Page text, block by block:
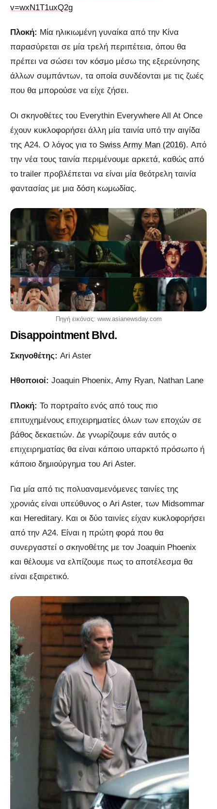
v=wxN1T1uxQ2g
Πλοκή: Μία ηλικιωμένη γυναίκα από την Κίνα
παρασύρεται σε μία τρελή περιπέτεια, όπου θα
πρέπει να σώσει τον κόσμο μέσω της εξερεύνησης
άλλων συμπάντων, τα οποία συνδέονται με τις ζωές
που θα μπορούσε να είχε ζήσει.
Οι σκηνοθέτες του Everythin Everywhere All At Once
έχουν κυκλοφορήσει άλλη μία ταινία υπό την αιγίδα
της A24. Ο λόγος για το Swiss Army Man (2016). Από
την νέα τους ταινία περιμένουμε αρκετά, καθώς από
το trailer προβλέπεται να είναι μία θεότρελη ταινία
φαντασίας με μια δόση κωμωδίας.
Πηγή εικόνας: www.asianewsday.com
Disappointment Blvd.
Σκηνοθέτης: Ari Aster
Ηθοποιοί: Joaquin Phoenix, Amy Ryan, Nathan Lane
Πλοκή: Το πορτραίτο ενός από τους πιο
επιτυχημένους επιχειρηματίες όλων των εποχών σε
βάθος δεκαετιών. Δε γνωρίζουμε εάν αυτός ο
επιχειρηματίας θα είναι κάποιο υπαρκτό πρόσωπο ή
κάποιο δημιούργημα του Ari Aster.
Για μία από τις πολυαναμενόμενες ταινίες της
χρονιάς είναι υπεύθυνος ο Ari Aster, των Midsommar
και Hereditary. Και οι δύο ταινίες είχαν κυκλοφορήσει
από την A24. Είναι η πρώτη φορά που θα
συνεργαστεί ο σκηνοθέτης με τον Joaquin Phoenix
και θέλουμε να ελπίζουμε πως το αποτέλεσμα θα
είναι εξαιρετικό.